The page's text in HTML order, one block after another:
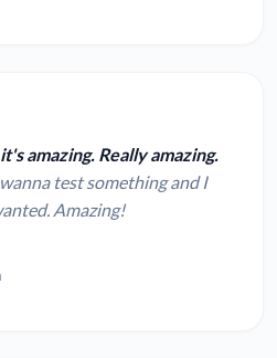
amazing. Really amazing.
test something and I
Amazing!